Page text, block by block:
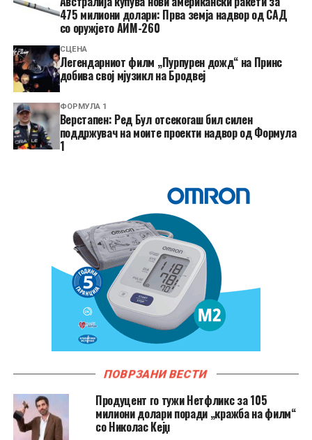
475 милиони долари: Прва земја надвор од САД
со оружјето АИМ-260
СЦЕНА
Легендарниот филм „Пурпурен дожд“ на Принс
добива свој мјузикл на Бродвеј
ФОРМУЛА 1
Верстапен: Ред Бул отсекогаш бил силен
поддржувач на моите проекти надвор од Формула
1
ПОВРЗАНИ ВЕСТИ
Продуцент го тужи Нетфликс за 105
милиони долари поради „кражба на филм“
со Николас Кејџ